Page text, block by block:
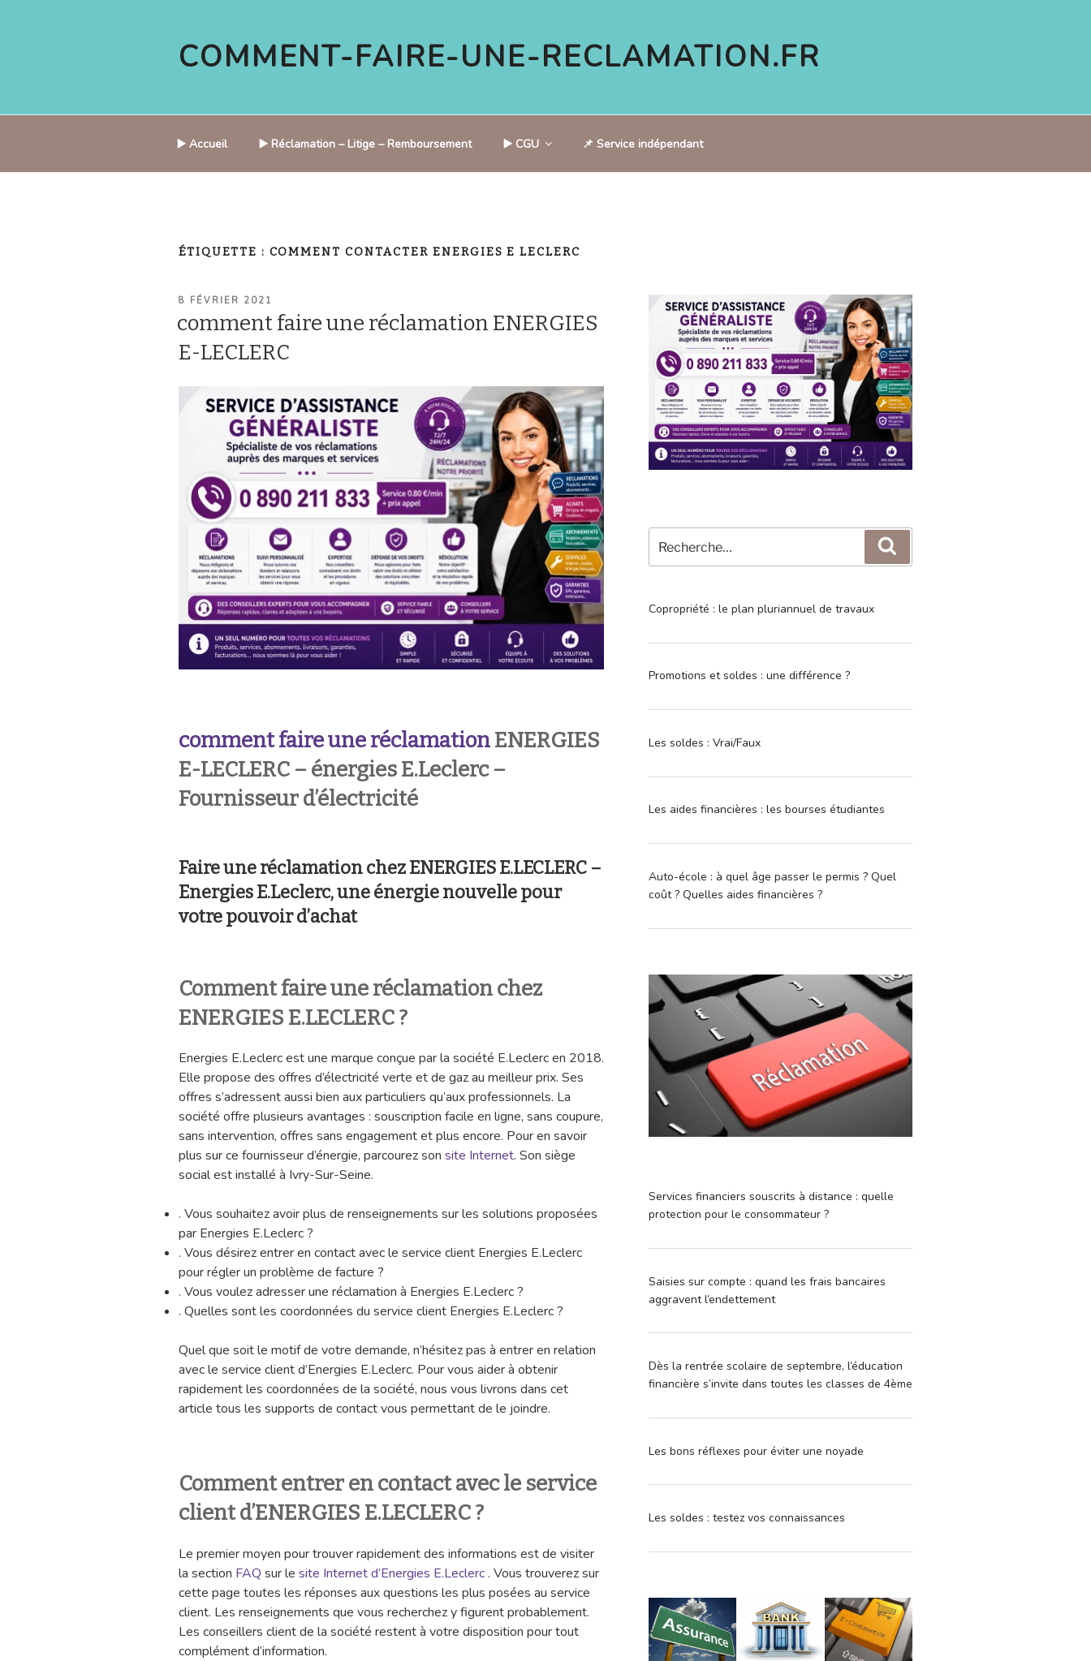
COMMENT-FAIRE-UNE-RECLAMATION.FR
▶️ Accueil ▶️ Réclamation – Litige – Remboursement ▶️ CGU 📌 Service indépendant
ÉTIQUETTE : COMMENT CONTACTER ENERGIES E LECLERC
PUBLIÉ
8 FÉVRIER 2021
comment faire une réclamation ENERGIES
E-LECLERC
comment faire une réclamationENERGIES
E-LECLERC – énergies E.Leclerc –
Fournisseur d’électricité
Faire une réclamation chez ENERGIES E.LECLERC –
Energies E.Leclerc, une énergie nouvelle pour
votre pouvoir d’achat
Comment faire une réclamation chez
ENERGIES E.LECLERC ?
Energies E.Leclerc est une marque conçue par la société E.Leclerc en 2018.
Elle propose des offres d’électricité verte et de gaz au meilleur prix. Ses
offres s’adressent aussi bien aux particuliers qu’aux professionnels. La
société offre plusieurs avantages : souscription facile en ligne, sans coupure,
sans intervention, offres sans engagement et plus encore. Pour en savoir
plus sur ce fournisseur d’énergie, parcourez son site Internet. Son siège
social est installé à Ivry-Sur-Seine.
. Vous souhaitez avoir plus de renseignements sur les solutions proposées
par Energies E.Leclerc ?
. Vous désirez entrer en contact avec le service client Energies E.Leclerc
pour régler un problème de facture ?
. Vous voulez adresser une réclamation à Energies E.Leclerc ?
. Quelles sont les coordonnées du service client Energies E.Leclerc ?
Quel que soit le motif de votre demande, n’hésitez pas à entrer en relation
avec le service client d’Energies E.Leclerc. Pour vous aider à obtenir
rapidement les coordonnées de la société, nous vous livrons dans cet
article tous les supports de contact vous permettant de le joindre.
Comment entrer en contact avec le service
client d’ENERGIES E.LECLERC ?
Le premier moyen pour trouver rapidement des informations est de visiter
la section FAQ sur le site Internet d’Energies E.Leclerc. Vous trouverez sur
cette page toutes les réponses aux questions les plus posées au service
client. Les renseignements que vous recherchez y figurent probablement.
Les conseillers client de la société restent à votre disposition pour tout
complément d’information.
pour
:
Copropriété : le plan pluriannuel de travaux
Promotions et soldes : une différence ?
Les soldes : Vrai/Faux
Les aides financières : les bourses étudiantes
Auto-école : à quel âge passer le permis ? Quel
coût ? Quelles aides financières ?
Services financiers souscrits à distance : quelle
protection pour le consommateur ?
Saisies sur compte : quand les frais bancaires
aggravent l’endettement
Dès la rentrée scolaire de septembre, l’éducation
financière s’invite dans toutes les classes de 4ème
Les bons réflexes pour éviter une noyade
Les soldes : testez vos connaissances